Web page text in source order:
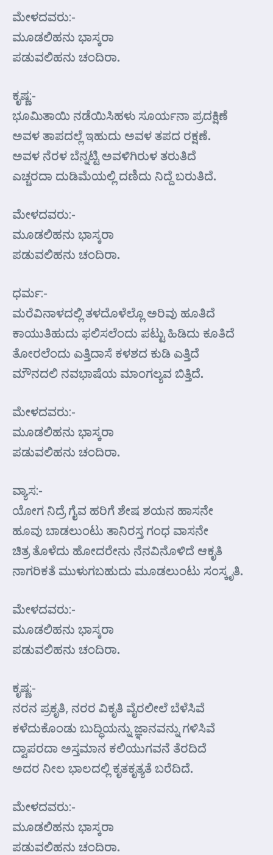
ಮೇಳದವರು:-
ಮೂಡಲಿಹನು ಭಾಸ್ಕರಾ
ಪಡುವಲಿಹನು ಚಂದಿರಾ.
ಕೃಷ್ಣ:-
ಭೂಮಿತಾಯಿ ನಡೆಯಿಸಿಹಳು ಸೂರ್ಯನಾ ಪ್ರದಕ್ಷಿಣೆ
ಅವಳ ತಾಪದಲ್ಲೆ ಇಹುದು ಅವಳ ತಪದ ರಕ್ಷಣೆ.
ಅವಳ ನೆರಳ ಬೆನ್ನಟ್ಟಿ ಅವಳಿಗಿರುಳ ತರುತಿದೆ
ಎಚ್ಚರದಾ ದುಡಿಮೆಯಲ್ಲಿ ದಣಿದು ನಿದ್ದೆ ಬರುತಿದೆ.
ಮೇಳದವರು:-
ಮೂಡಲಿಹನು ಭಾಸ್ಕರಾ
ಪಡುವಲಿಹನು ಚಂದಿರಾ.
ಧರ್ಮ:-
ಮರೆವಿನಾಳದಲ್ಲಿ ತಳದೊಳೆಲ್ಲೊ ಅರಿವು ಹೂತಿದೆ
ಕಾಯುತಿಹುದು ಫಲಿಸಲೆಂದು ಪಟ್ಟು ಹಿಡಿದು ಕೂತಿದೆ
ತೋರಲೆಂದು ಎತ್ತಿದಾಸೆ ಕಳಶದ ಕುಡಿ ಎತ್ತಿದೆ
ಮೌನದಲಿ ನವಭಾಷೆಯ ಮಾಂಗಲ್ಯವ ಬಿತ್ತಿದೆ.
ಮೇಳದವರು:-
ಮೂಡಲಿಹನು ಭಾಸ್ಕರಾ
ಪಡುವಲಿಹನು ಚಂದಿರಾ.
ವ್ಯಾಸ:-
ಯೋಗ ನಿದ್ರೆ ಗೈವ ಹರಿಗೆ ಶೇಷ ಶಯನ ಹಾಸನೇ
ಹೂವು ಬಾಡಲುಂಟು ತಾನಿರಸ್ತ ಗಂಧ ವಾಸನೇ
ಚಿತ್ರ ತೊಳೆದು ಹೋದರೇನು ನೆನವಿನೊಳಿದೆ ಆಕೃತಿ
ನಾಗರಿಕತೆ ಮುಳುಗಬಹುದು ಮೂಡಲುಂಟು ಸಂಸ್ಕೃತಿ.
ಮೇಳದವರು:-
ಮೂಡಲಿಹನು ಭಾಸ್ಕರಾ
ಪಡುವಲಿಹನು ಚಂದಿರಾ.
ಕೃಷ್ಣ:-
ನರನ ಪ್ರಕೃತಿ, ನರರ ವಿಕೃತಿ ವೈರಲೀಲೆ ಬೆಳೆಸಿವೆ
ಕಳೆದುಕೊಂಡು ಬುದ್ಧಿಯನ್ನು ಜ್ಞಾನವನ್ನು ಗಳಿಸಿವೆ
ದ್ವಾಪರದಾ ಅಸ್ತಮಾನ ಕಲಿಯುಗವನೆ ತೆರದಿದೆ
ಅದರ ನೀಲ ಭಾಲದಲ್ಲಿ ಕೃತಕೃತ್ಯತೆ ಬರೆದಿದೆ.
ಮೇಳದವರು:-
ಮೂಡಲಿಹನು ಭಾಸ್ಕರಾ
ಪಡುವಲಿಹನು ಚಂದಿರಾ.